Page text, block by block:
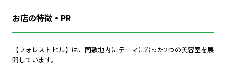
お店の特徴・PR
【フォレストヒル】は、同敷地内にテーマに沿った2つの美容室を展
開しています。